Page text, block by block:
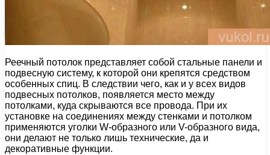
Реечный потолок представляет собой стальные панели и
подвесную систему, к которой они крепятся средством
особенных спиц. В следствии чего, как и у всех видов
подвесных потолков, появляется место между
потолками, куда скрываются все провода. При их
установке на соединениях между стенками и потолком
применяются уголки W-образного или V-образного вида,
они делают не только лишь технические, да и
декоративные функции.